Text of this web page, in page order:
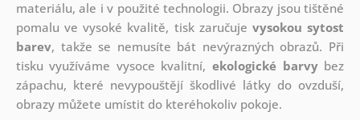
materiálu, ale i v použité technologii. Obrazy jsou tištěné
pomalu ve vysoké kvalitě, tisk zaručuje vysokou sytost
barev, takže se nemusíte bát nevýrazných obrazů. Při
tisku využíváme vysoce kvalitní,ekologické barvybez
zápachu, které nevypouštějí škodlivé látky do ovzduší,
obrazy můžete umístit do kteréhokoliv pokoje.